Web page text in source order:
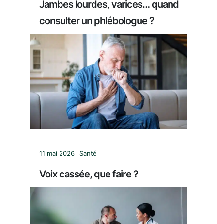
Jambes lourdes, varices… quand
consulter un phlébologue ?
11 mai 2026 Santé
Voix cassée, que faire ?